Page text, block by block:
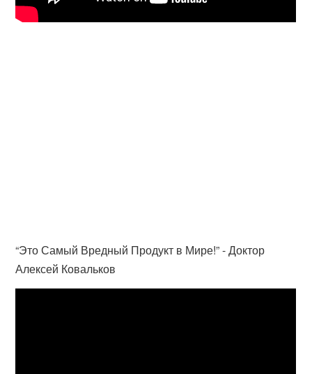
“Это Самый Вредный Продукт в Мире!” - Доктор
Алексей Ковальков